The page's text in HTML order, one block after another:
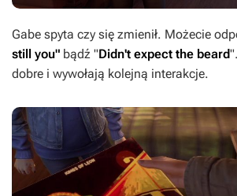
Gabe spyta czy się zmienił. Możecie
still you" bądź "Didn't expect the beard
dobre i wywołają kolejną interakcje.